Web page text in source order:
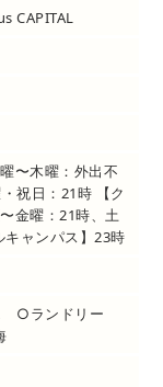
CAPITAL
〜木曜：外出不
祝日：21時 【ク
金曜：21時、土
キャンパス】23時
○ランドリー